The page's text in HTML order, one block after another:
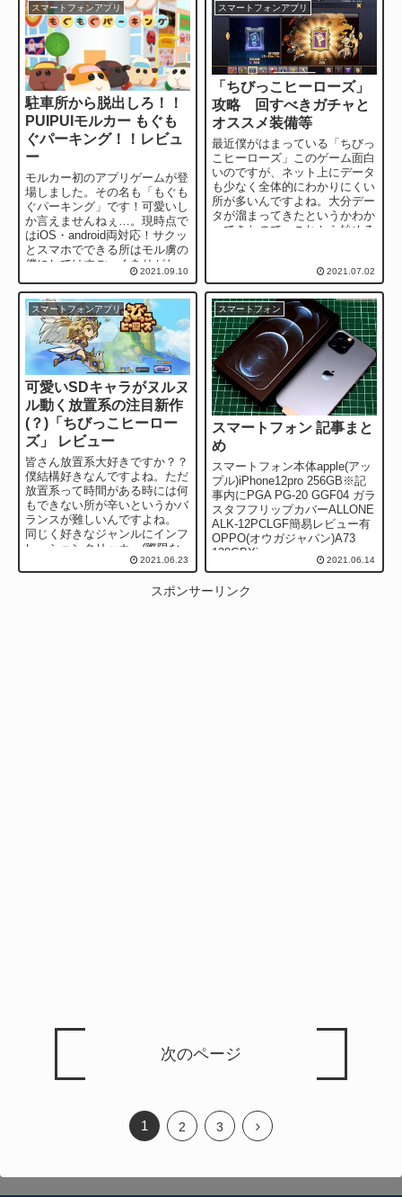
スマートフォンアプリ
駐車所から脱出しろ！！
PUIPUIモルカー もぐも
ぐパーキング！！レビュ
ー
モルカー初のアプリゲームが登
場しました。その名も「もぐも
ぐパーキング」です！可愛いし
か言えませんねぇ…。現時点で
はiOS・android両対応！サクッ
とスマホでできる所はモル虜の
僕にしてはすごーくありがた
い。というわけで今回は「モル
カーも...
2021.09.10
スマートフォンアプリ
「ちびっこヒーローズ」
攻略 回すべきガチャと
オススメ装備等
最近僕がはまっている「ちびっ
こヒーローズ」このゲーム面白
いのですが、ネット上にデータ
も少なく全体的にわかりにくい
所が多いんですよね。大分デー
タが溜まってきたというかわか
ってきたので、これから始める
2021.07.02
スマートフォンアプリ
可愛いSDキャラがヌルヌ
ル動く放置系の注目新作
(？)「ちびっこヒーロー
ズ」 レビュー
皆さん放置系大好きですか？？
僕結構好きなんですよね。ただ
放置系って時間がある時には何
もできない所が辛いというかバ
ランスが難しいんですよね。
同じく好きなジャンルにインフ
レーションクリッカー(際限な
く強くなれる)も好きなんです
が、逆に触れない...
2021.06.23
スマートフォン
スマートフォン 記事まと
め
スマートフォン本体apple(アッ
プル)iPhone12pro 256GB※記
事内にPGA PG-20 GGF04 ガラ
スタフフリップカバーALLONE
ALK-12PCLGF簡易レビュー有
OPPO(オウガジャパン)A73
128GBXia...
2021.06.14
スポンサーリンク
次のページ
1 2 3